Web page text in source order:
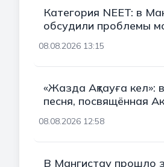
Категория NEET: в
обсудили проблемы
08.08.2026 13:15
«Жазда Ақтауға кел»:
песня, посвящённая
08.08.2026 12:58
В Мангистау прошло